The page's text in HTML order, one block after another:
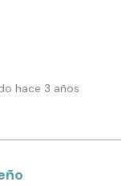
hace 3 años